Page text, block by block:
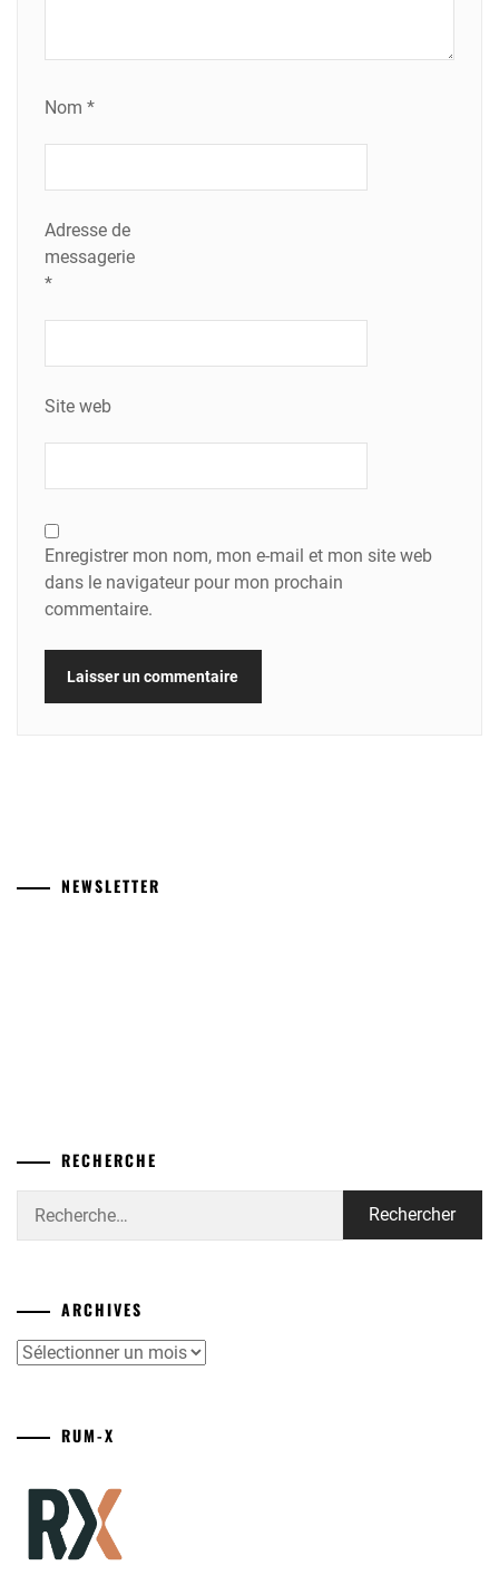
Nom *
Adresse de
messagerie
*
Site web
Enregistrer mon nom, mon e-mail et mon site web
dans le navigateur pour mon prochain
commentaire.
NEWSLETTER
RECHERCHE
ARCHIVES
Archives
RUM-X